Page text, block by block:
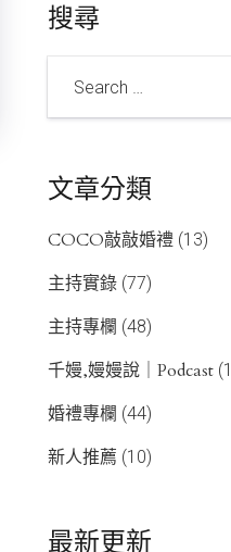
搜尋
文章分類
COCO敲敲婚禮 (13)
主持實錄 (77)
主持專欄 (48)
千嫚,嫚嫚說｜Podcast
婚禮專欄 (44)
新人推薦 (10)
最新更新